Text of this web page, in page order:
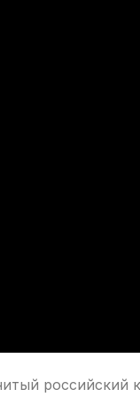
российский